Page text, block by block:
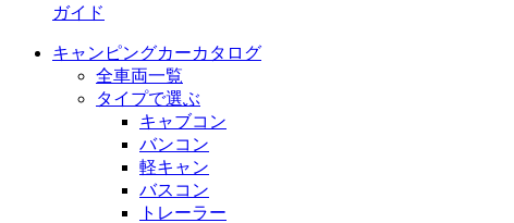
ガイド
キャンピングカーカタログ
全車両一覧
タイプで選ぶ
キャブコン
バンコン
軽キャン
バスコン
トレーラー